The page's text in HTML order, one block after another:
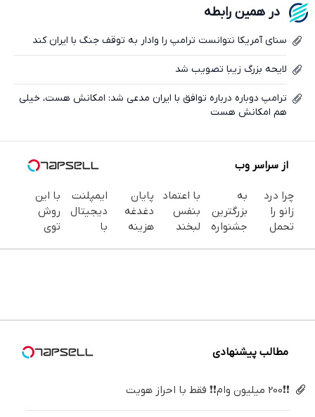
در همین رابطه
سنای آمریکا نتوانست ترامپ را وادار به توقف جنگ با ایران کند
لایحه بزرگ زیبا تصویب شد
ترامپ دوباره درباره توافق با ایران مدعی شد: امکانش هست، خیلی
هم امکانش هست
از سراسر وب
چرا درد
زانو را
تحمل
کن
به
بزرگترین
جشنواره
با اعتماد
بنفس
لبخند
پایان
دغدغه
هزینه
کننده
ایمپلنت
دیجیتال
با
با این
روش
توی
مطالب پیشنهادی
❗❗200 میلیون وام❗❗ فقط با احراز هویت